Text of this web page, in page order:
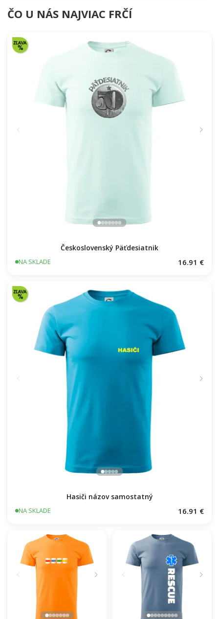
ČO U NÁS NAJVIAC FRČÍ
Československý Päťdesiatnik
NA SKLADE 16.91 €
Hasiči názov samostatný
NA SKLADE 16.91 €